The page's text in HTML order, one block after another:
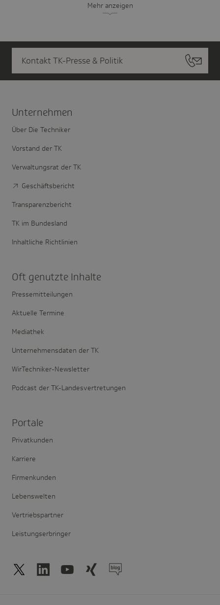
Mehr anzeigen
Kontakt TK-Presse & Politik
Unter­nehmen
Über Die Techniker
Vorstand der TK
Verwaltungsrat der TK
Geschäftsbericht
Transparenzbericht
TK im Bundesland
Inhaltliche Richtlinien
Oft genutzte Inhalte
Pressemitteilungen
Aktuelle Termine
Mediathek
Unternehmensdaten der TK
WirTechniker-Newsletter
Podcast der TK-Landesvertretungen
Portale
Privatkunden
Karriere
Firmenkunden
Lebenswelten
Vertriebspartner
Leistungserbringer